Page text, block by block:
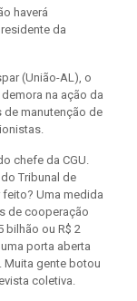
haverá
da
(União-AL), o
na ação da
de manutenção de
chefe da CGU.
Tribunal de
feito? Uma medida
de cooperação
bilhão ou R$ 2
porta aberta
Muita gente botou
coletiva.